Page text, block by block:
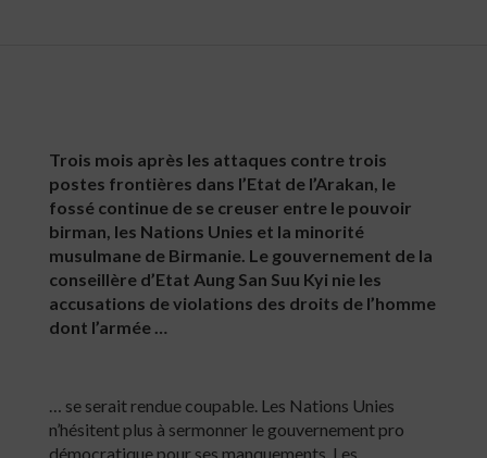
Trois mois après les attaques contre trois
postes frontières dans l’Etat de l’Arakan, le
fossé continue de se creuser entre le pouvoir
birman, les Nations Unies et la minorité
musulmane de Birmanie. Le gouvernement de la
conseillère d’Etat Aung San Suu Kyi nie les
accusations de violations des droits de l’homme
dont l’armée …
… se serait rendue coupable. Les Nations Unies
n’hésitent plus à sermonner le gouvernement pro
démocratique pour ses manquements. Les